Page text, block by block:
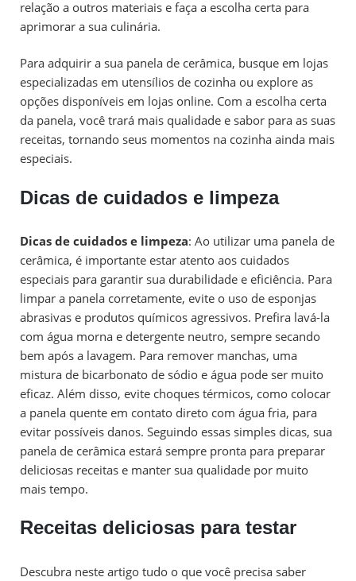
relação a outros materiais e faça a escolha certa para
aprimorar a sua culinária.
Para adquirir a sua panela de cerâmica, busque em lojas
especializadas em utensílios de cozinha ou explore as
opções disponíveis em lojas online. Com a escolha certa
da panela, você trará mais qualidade e sabor para as suas
receitas, tornando seus momentos na cozinha ainda mais
especiais.
Dicas de cuidados e limpeza
Dicas de cuidados e limpeza: Ao utilizar uma panela de
cerâmica, é importante estar atento aos cuidados
especiais para garantir sua durabilidade e eficiência. Para
limpar a panela corretamente, evite o uso de esponjas
abrasivas e produtos químicos agressivos. Prefira lavá-la
com água morna e detergente neutro, sempre secando
bem após a lavagem. Para remover manchas, uma
mistura de bicarbonato de sódio e água pode ser muito
eficaz. Além disso, evite choques térmicos, como colocar
a panela quente em contato direto com água fria, para
evitar possíveis danos. Seguindo essas simples dicas, sua
panela de cerâmica estará sempre pronta para preparar
deliciosas receitas e manter sua qualidade por muito
mais tempo.
Receitas deliciosas para testar
Descubra neste artigo tudo o que você precisa saber